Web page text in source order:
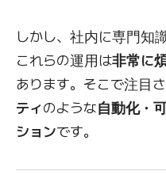
しかし、社内に専門知
これらの運用は非常に
あります。そこで注目
ティのような自動化・
ションです。